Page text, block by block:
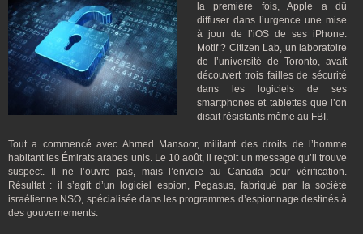
la première fois, Apple a dû
diffuser dans l’urgence une mise
à jour de l’iOS de ses iPhone.
Motif ? Citizen Lab, un laboratoire
de l’université de Toronto, avait
découvert trois failles de sécurité
dans les logiciels de ses
smartphones et tablettes que l’on
disait résistants même au FBI.
Tout a commencé avec Ahmed Mansoor, militant des droits de l’homme
habitant les Émirats arabes unis. Le 10 août, il reçoit un message qu’il trouve
suspect. Il ne l’ouvre pas, mais l’envoie au Canada pour vérification.
Résultat : il s’agit d’un logiciel espion, Pegasus, fabriqué par la société
israélienne NSO, spécialisée dans les programmes d’espionnage destinés à
des gouvernements.